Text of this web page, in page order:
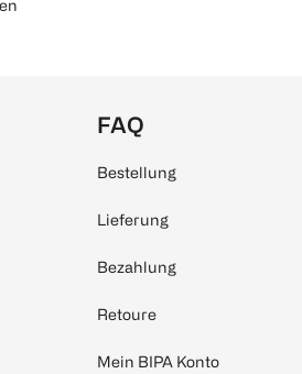
FAQ
Bestellung
Lieferung
Bezahlung
Retoure
Mein BIPA Konto